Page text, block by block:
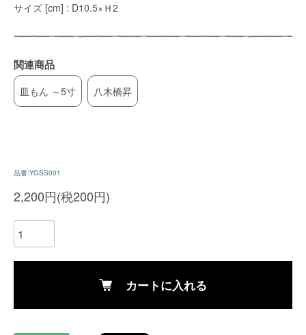
サイズ [cm] : D10.5×Ｈ2
関連商品
皿もん ～5寸 八木橋昇
品番:YGSS001
2,200円(税200円)
カートに入れる